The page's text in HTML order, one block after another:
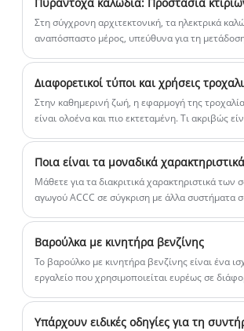
συρματόσχοινων από
συστροφής.
της έλξης των καλωδίων
εναέριες γραμμές
σε δύο ποικιλίες, με
δώδεκα κλώνων
αντιστρεπτικού
σύρματος, αυτό το
σχεδιασμένο για
αποτελεσματικότητα σε
εφαρμογές. Καθώς
αξιόπιστη εγγύηση 1 έτους,
εξασφαλίζοντας
Στη σύγχρονη αρχιτεκτονική, τα ηλεκτρικά
αναπόσπαστο μέρος, υπεύθυνα για τη
Διαφορετικοί τύποι και χρήσεις
Στην καθημερινή ζωή, η εφαρμογή της
είναι ολοένα και πιο εκτεταμένη. Τι ακριβώς είναι λοιπόν η
τροχαλία καλωδίου, τροχαλία αναστροφής,
τροχαλία αποπληρωμής καλωδίου, μπλοκ
διαμέτρου, μπλοκ αποπληρωμής διπλής
καλωδίου κατά την τοποθέτηση,
προσπάθεια. Μεταξύ αυτών, το μπλοκ καλωδίου γείωσης
χρησιμοποιείται κυρίως για την προστασία
Μάθετε για τα διακριτικά χαρακτηριστικά των
αγωγού ACCC σε σύγκριση με άλλα συστήματα
Βαρούλκα με κινητήρα βενζίνης
Το βαρούλκο με κινητήρα βενζίνης είναι ένα
εργαλείο που χρησιμοποιείται ευρέως σε